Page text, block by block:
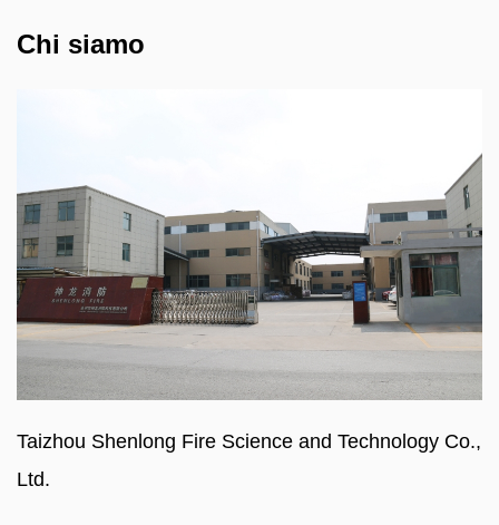
Chi siamo
Taizhou Shenlong Fire Science and Technology Co.,
Ltd.